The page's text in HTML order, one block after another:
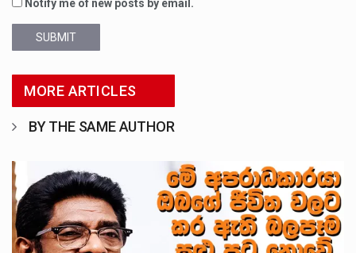
Notify me of new posts by email.
SUBMIT
MORE ARTICLES
BY THE SAME AUTHOR